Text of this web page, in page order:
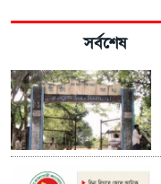
সর্বশেষ